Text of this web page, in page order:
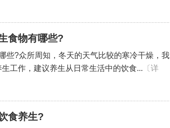
食物有哪些?
些?众所周知，冬天的天气比较的寒冷干燥，我
工作，建议养生从日常生活中的饮食... 〔详
食养生?